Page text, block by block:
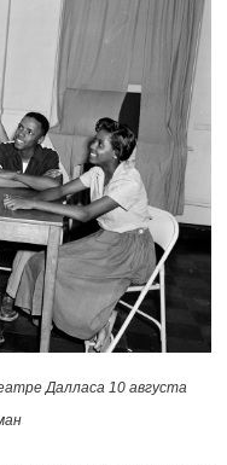
Далласа 10 августа